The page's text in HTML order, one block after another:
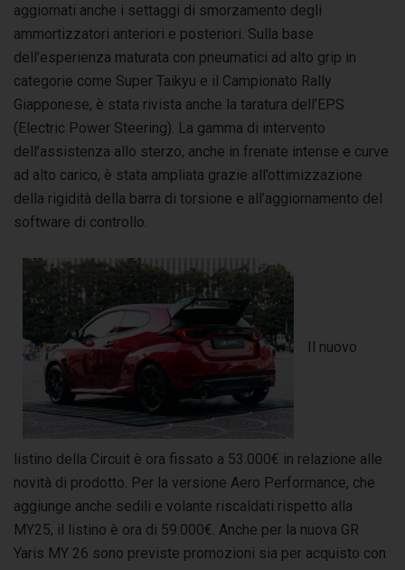
aggiornati anche i settaggi di smorzamento degli
ammortizzatori anteriori e posteriori. Sulla base
dell’esperienza maturata con pneumatici ad alto grip in
categorie come Super Taikyu e il Campionato Rally
Giapponese, è stata rivista anche la taratura dell’EPS
(Electric Power Steering). La gamma di intervento
dell’assistenza allo sterzo, anche in frenate intense e curve
ad alto carico, è stata ampliata grazie all’ottimizzazione
della rigidità della barra di torsione e all’aggiornamento del
software di controllo.
Il nuovo
listino della Circuit è ora fissato a 53.000€ in relazione alle
novità di prodotto. Per la versione Aero Performance, che
aggiunge anche sedili e volante riscaldati rispetto alla
MY25, il listino è ora di 59.000€. Anche per la nuova GR
Yaris MY 26 sono previste promozioni sia per acquisto con